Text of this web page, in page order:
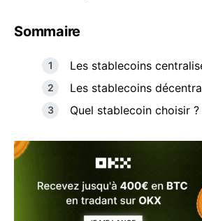
Sommaire
Les stablecoins
Les stablecoins
Quel stablecoin choisir ?